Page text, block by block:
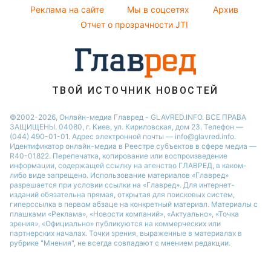
Праздничное меню
Пылевая буря
Реклама на сайте
Мы в соцсетях
Архив
Отчет о прозрачности JTI
ТВОЙ ИСТОЧНИК НОВОСТЕЙ
©2002-2026, Онлайн-медиа Главред - GLAVRED.INFO. ВСЕ ПРАВА
ЗАЩИЩЕНЫ. 04080, г. Киев, ул. Кириловская, дом 23. Телефон —
(044) 490-01-01. Адрес электронной почты — info@glavred.info.
Идентификатор онлайн-медиа в Реестре cубъектов в сфере медиа —
R40-01822. Перепечатка, копирование или воспроизведение
информации, содержащей ссылку на агенство ГЛАВРЕД, в каком-
либо виде запрещено. Использование материалов «Главред»
разрешается при условии ссылки на «Главред». Для интернет-
изданий обязательна прямая, открытая для поисковых систем,
гиперссылка в первом абзаце на конкретный материал. Материалы с
плашками «Реклама», «Новости компаний», «Актуально», «Точка
зрения», «Официально» публикуются на коммерческих или
партнерских началах. Точки зрения, выраженные в материалах в
рубрике "Мнения", не всегда совпадают с мнением редакции.